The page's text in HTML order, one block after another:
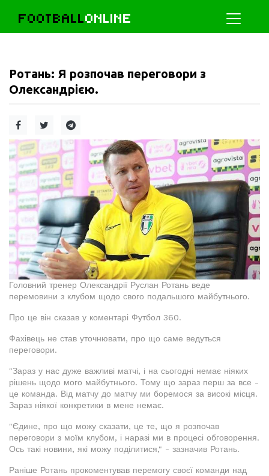
FOOTBALLONLINE
Ротань: Я розпочав переговори з
Олександрією.
Головний тренер Олександрії Руслан Ротань веде
перемовини з клубом щодо свого подальшого майбутнього.
Про це він сказав у коментарі Футбол 360.
Фахівець не став уточнювати, про що саме ведуться
переговори.
"Зараз у нас дуже важливі матчі, і на сьогодні немає ніяких
рішень щодо мого майбутнього. Тому що зараз перш за все -
це команда. Від матчу до матчу ми боремося за високі місця.
Зараз ніякої конкретики в мене немає.
"Єдине, про що можу сказати, це те, що я розпочав
переговори з моїм клубом, і наразі ми в процесі обговорення.
Ось такі новини, які можу поділитися," - зазначив Ротань.
Раніше Ротань прокоментував перемогу своєї команди над